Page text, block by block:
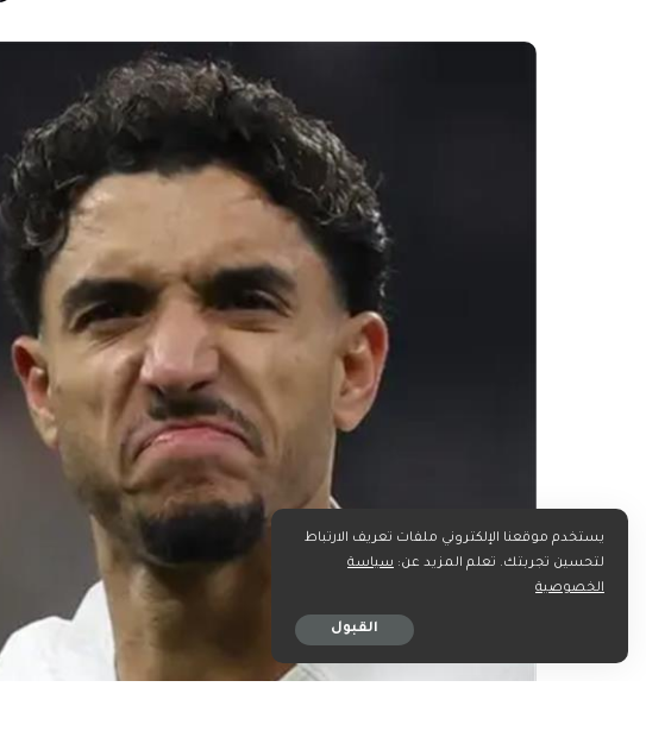
يستخدم موقعنا الإلكتروني ملفات تعريف الارتباط
لتحسين تجربتك. تعلم المزيد عن: سياسة
الخصوصية
القبول